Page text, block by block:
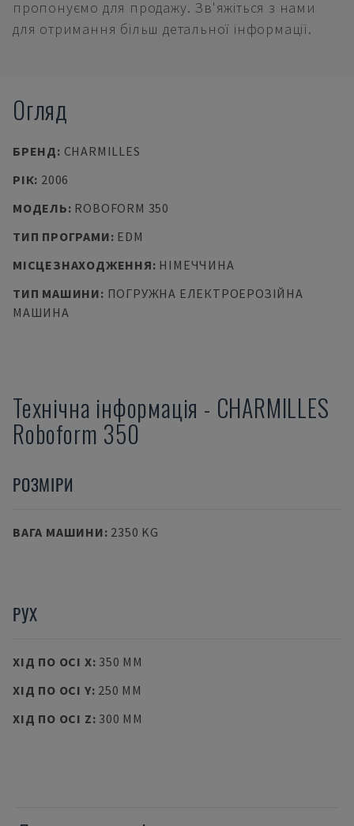
пропонуємо для продажу. Зв'яжіться з нами
для отримання більш детальної інформації.
Огляд
БРЕНД: CHARMILLES
РІК: 2006
МОДЕЛЬ: ROBOFORM 350
ТИП ПРОГРАМИ: EDM
МІСЦЕЗНАХОДЖЕННЯ: НІМЕЧЧИНА
ТИП МАШИНИ: ПОГРУЖНА ЕЛЕКТРОЕРОЗІЙНА
МАШИНА
Технічна інформація - CHARMILLES
Roboform 350
РОЗМІРИ
ВАГА МАШИНИ: 2350 KG
РУХ
ХІД ПО ОСІ X: 350 MM
ХІД ПО ОСІ Y: 250 MM
ХІД ПО ОСІ Z: 300 MM